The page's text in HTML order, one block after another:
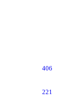
406
221